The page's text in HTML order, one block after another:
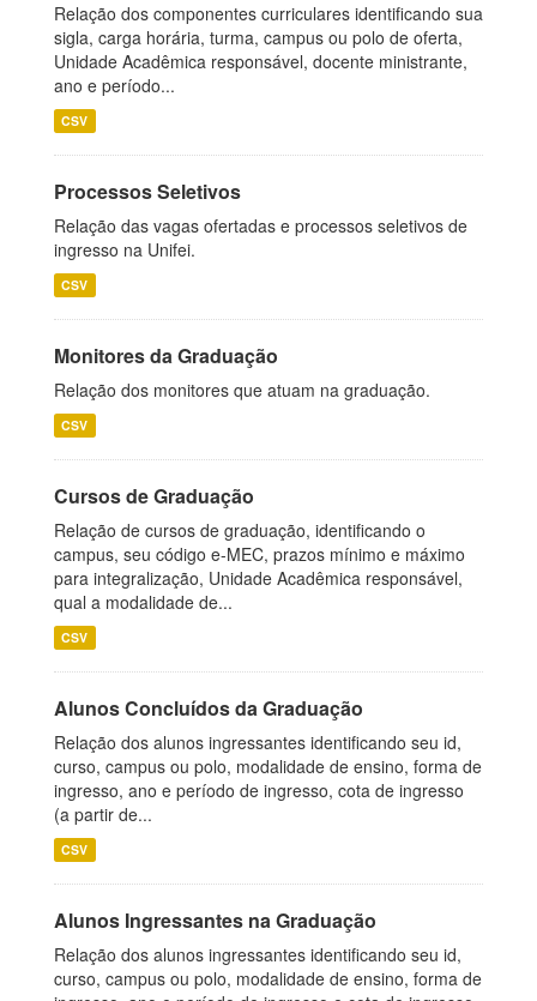
Relação dos componentes curriculares identificando sua
sigla, carga horária, turma, campus ou polo de oferta,
Unidade Acadêmica responsável, docente ministrante,
ano e período...
CSV
Processos Seletivos
Relação das vagas ofertadas e processos seletivos de
ingresso na Unifei.
CSV
Monitores da Graduação
Relação dos monitores que atuam na graduação.
CSV
Cursos de Graduação
Relação de cursos de graduação, identificando o
campus, seu código e-MEC, prazos mínimo e máximo
para integralização, Unidade Acadêmica responsável,
qual a modalidade de...
CSV
Alunos Concluídos da Graduação
Relação dos alunos ingressantes identificando seu id,
curso, campus ou polo, modalidade de ensino, forma de
ingresso, ano e período de ingresso, cota de ingresso
(a partir de...
CSV
Alunos Ingressantes na Graduação
Relação dos alunos ingressantes identificando seu id,
curso, campus ou polo, modalidade de ensino, forma de